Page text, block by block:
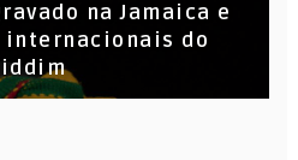
na Jamaica e
internacionais do